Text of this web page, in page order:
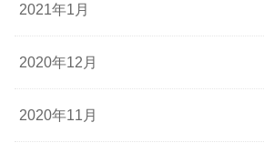
2021年1月
2020年12月
2020年11月